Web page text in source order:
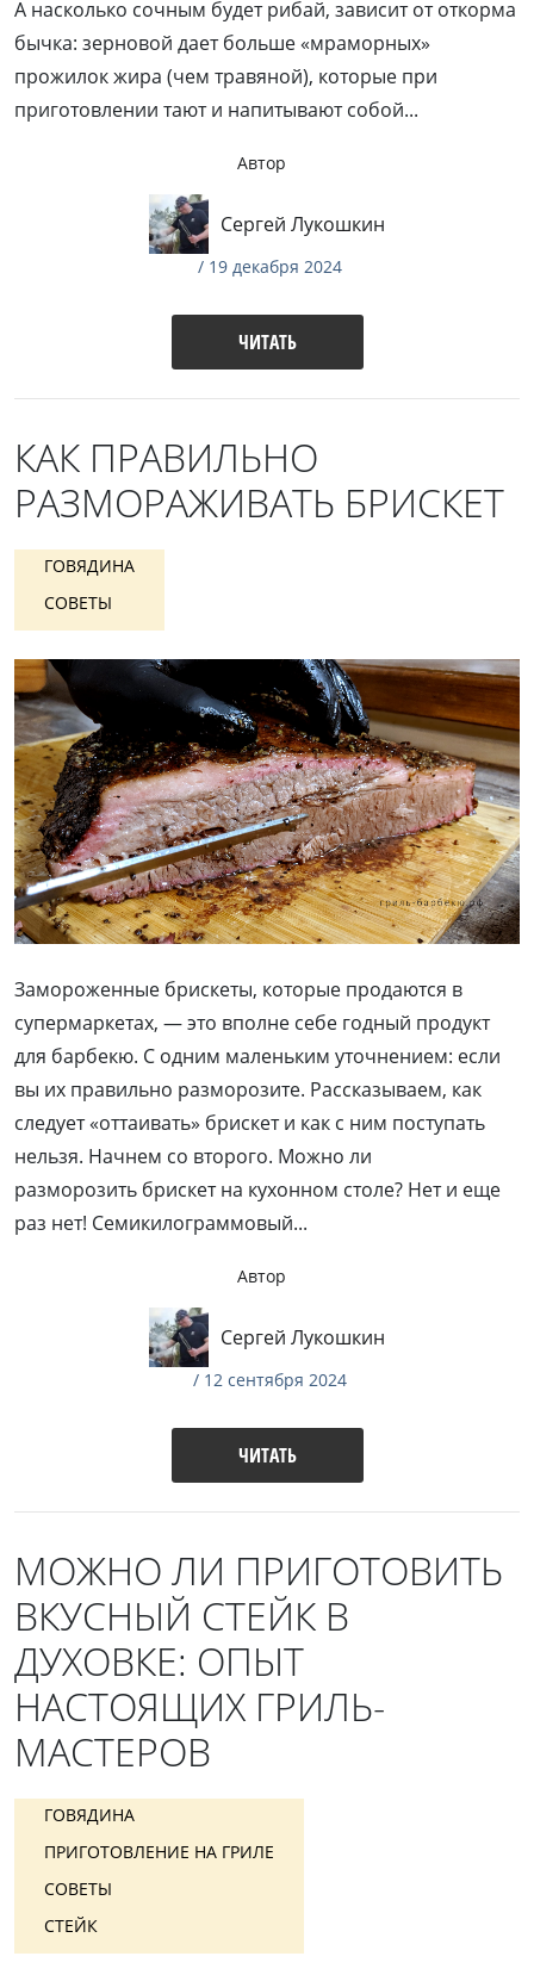
А насколько сочным будет рибай, зависит от откорма
бычка: зерновой дает больше «мраморных»
прожилок жира (чем травяной), которые при
приготовлении тают и напитывают собой...
Автор
Сергей Лукошкин
/ 19 декабря 2024
ЧИТАТЬ
КАК ПРАВИЛЬНО
РАЗМОРАЖИВАТЬ БРИСКЕТ
ГОВЯДИНА
СОВЕТЫ
Замороженные брискеты, которые продаются в
супермаркетах, — это вполне себе годный продукт
для барбекю. С одним маленьким уточнением: если
вы их правильно разморозите. Рассказываем, как
следует «оттаивать» брискет и как с ним поступать
нельзя. Начнем со второго. Можно ли
разморозить брискет на кухонном столе? Нет и еще
раз нет! Семикилограммовый...
Автор
Сергей Лукошкин
/ 12 сентября 2024
ЧИТАТЬ
МОЖНО ЛИ ПРИГОТОВИТЬ
ВКУСНЫЙ СТЕЙК В
ДУХОВКЕ: ОПЫТ
НАСТОЯЩИХ ГРИЛЬ-
МАСТЕРОВ
ГОВЯДИНА
ПРИГОТОВЛЕНИЕ НА ГРИЛЕ
СОВЕТЫ
СТЕЙК